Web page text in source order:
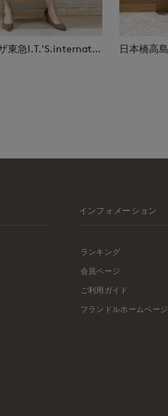
たまプラーザ東急I.T.'S.international
インフォメーション
ランキング
会員ページ
ご利用ガイド
フランドルホームページ